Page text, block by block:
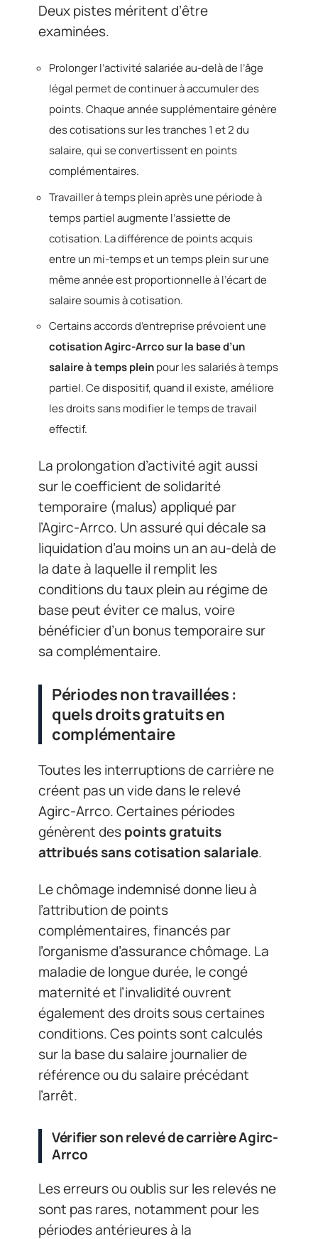
Deux pistes méritent d’être
examinées.
Prolonger l’activité salariée au-delà de l’âge
légal permet de continuer à accumuler des
points. Chaque année supplémentaire génère
des cotisations sur les tranches 1 et 2 du
salaire, qui se convertissent en points
complémentaires.
Travailler à temps plein après une période à
temps partiel augmente l’assiette de
cotisation. La différence de points acquis
entre un mi-temps et un temps plein sur une
même année est proportionnelle à l’écart de
salaire soumis à cotisation.
Certains accords d’entreprise prévoient une
cotisation Agirc-Arrco sur la base d’un
salaire à temps pleinpour les salariés à temps
partiel. Ce dispositif, quand il existe, améliore
les droits sans modifier le temps de travail
effectif.
La prolongation d’activité agit aussi
sur le coefficient de solidarité
temporaire (malus) appliqué par
l’Agirc-Arrco. Un assuré qui décale sa
liquidation d’au moins un an au-delà de
la date à laquelle il remplit les
conditions du taux plein au régime de
base peut éviter ce malus, voire
bénéficier d’un bonus temporaire sur
sa complémentaire.
Périodes non travaillées :
quels droits gratuits en
complémentaire
Toutes les interruptions de carrière ne
créent pas un vide dans le relevé
Agirc-Arrco. Certaines périodes
génèrent despoints gratuits
attribués sans cotisation salariale.
Le chômage indemnisé donne lieu à
l’attribution de points
complémentaires, financés par
l’organisme d’assurance chômage. La
maladie de longue durée, le congé
maternité et l’invalidité ouvrent
également des droits sous certaines
conditions. Ces points sont calculés
sur la base du salaire journalier de
référence ou du salaire précédant
l’arrêt.
Vérifier son relevé de carrière Agirc-
Arrco
Les erreurs ou oublis sur les relevés ne
sont pas rares, notamment pour les
périodes antérieures à la